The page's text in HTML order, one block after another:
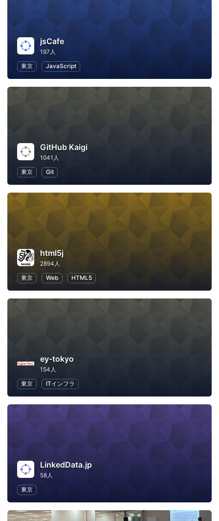
jsCafe
197人
東京
JavaScript
GitHub Kaigi
1041人
東京
Git
html5j
2894人
東京
Web HTML5
ey-tokyo
154人
東京
ITインフラ
LinkedData.jp
58人
東京